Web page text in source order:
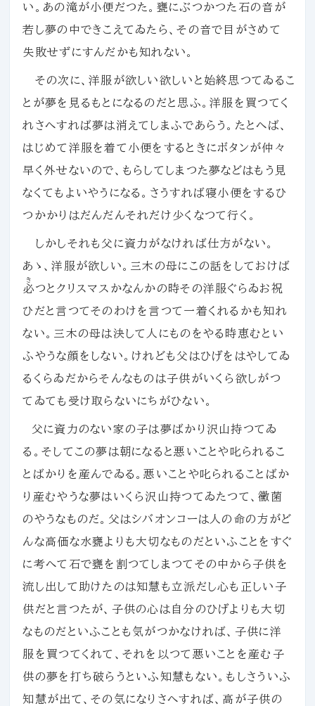
い。あの滝が小便だつた。甕にぶつかつた石の音が
若し夢の中できこえてゐたら、その音で目がさめて
失敗せずにすんだかも知れない。
その次に、洋服が欲しい欲しいと始終思つてゐるこ
とが夢を見るもとになるのだと思ふ。洋服を買つてく
れさへすれば夢は消えてしまふであらう。たとへば、
はじめて洋服を着て小便をするときにボタンが仲々
早く外せないので、もらしてしまつた夢などはもう見
なくてもよいやうになる。さうすれば寝小便をするひ
つかかりはだんだんそれだけ少くなつて行く。
しかしそれも父に資力がなければ仕方がない。
あゝ、洋服が欲しい。三木の母にこの話をしておけば
必
き
つとクリスマスかなんかの時その洋服ぐらゐお祝
ひだと言つてそのわけを言つて一着くれるかも知れ
ない。三木の母は決して人にものをやる時恵むとい
ふやうな顔をしない。けれども父はひげをはやしてゐ
るくらゐだからそんなものは子供がいくら欲しがつ
てゐても受け取らないにちがひない。
父に資力のない家の子は夢ばかり沢山持つてゐ
る。そしてこの夢は朝になると悪いことや叱られるこ
とばかりを産んでゐる。悪いことや叱られることばか
り産むやうな夢はいくら沢山持つてゐたつて、黴菌
のやうなものだ。父はシバオンコーは人の命の方がど
んな高価な水甕よりも大切なものだといふことをすぐ
に考へて石で甕を割つてしまつてその中から子供を
流し出して助けたのは知慧も立派だし心も正しい子
供だと言つたが、子供の心は自分のひげよりも大切
なものだといふことも気がつかなければ、子供に洋
服を買つてくれて、それを以つて悪いことを産む子
供の夢を打ち破らうといふ知慧もない。もしさういふ
知慧が出て、その気になりさへすれば、高が子供の